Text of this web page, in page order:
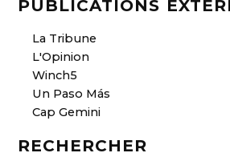
PUBLICATIONS
La Tribune
L'Opinion
Winch5
Un Paso Más
Cap Gemini
RECHERCHER